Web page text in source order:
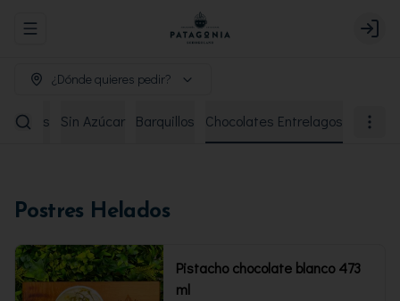
Abrir menu de navegación Login
¿Dónde quieres pedir?
Sin Azúcar Barquillos Chocolates Entrelagos
Postres Helados
Pistacho chocolate blanco 473
ml